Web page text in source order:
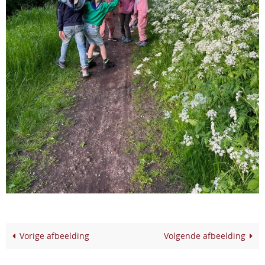
Vorige afbeelding Volgende afbeelding